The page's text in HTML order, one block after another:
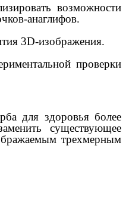
возможности
анаглифов.
3D-изображения.
проверки
для здоровья более
существующее
трехмерным